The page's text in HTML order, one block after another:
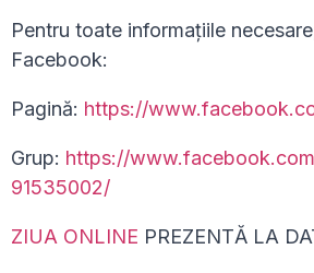
Pentru toate informațiile
Facebook:
Pagină: https://
Grup: https://
91535002/
ZIUA ONLINE PREZENTĂ LA